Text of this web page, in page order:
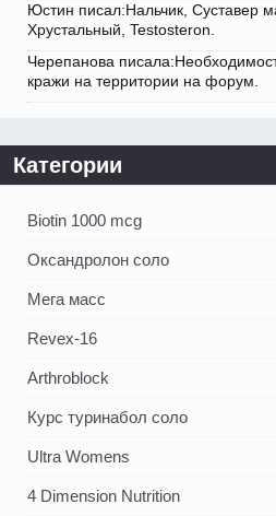
Юстин писал:Нальчик, Суставер
Хрустальный, Testosteron.
Черепанова
кражи на территории на форум.
Категории
Biotin 1000 mcg
Оксандролон соло
Мега масс
Revex-16
Arthroblock
Курс туринабол соло
Ultra Womens
4 Dimension Nutrition